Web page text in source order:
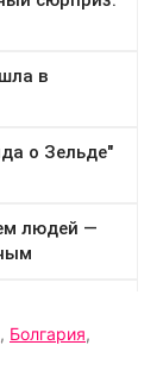
, Болгария,